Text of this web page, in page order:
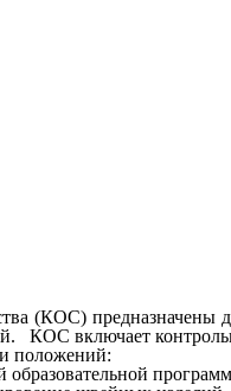
(КОС)
КОС включает
положений:
образовательной